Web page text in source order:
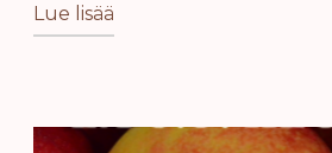
Lue lisää